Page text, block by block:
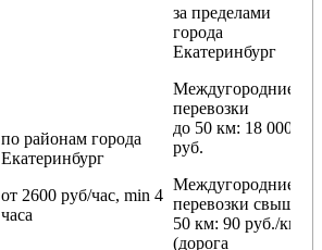
по районам города
Екатеринбург
от 2600 руб/час, min 4
часа
за пределами
города
Екатеринбург
Междугородние
перевозки
до 50 км: 18 000
руб.
Междугородние
перевозки свыше
50 км: 90 руб./км
(дорога